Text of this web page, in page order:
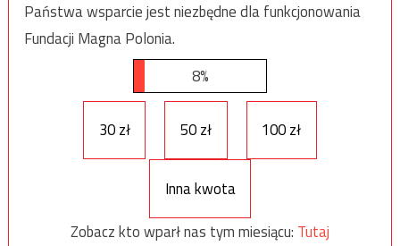
Państwa wsparcie jest niezbędne dla funkcjonowania
Fundacji Magna Polonia.
8%
30 zł 50 zł 100 zł
Inna kwota
Zobacz kto wparł nas tym miesiącu: Tutaj